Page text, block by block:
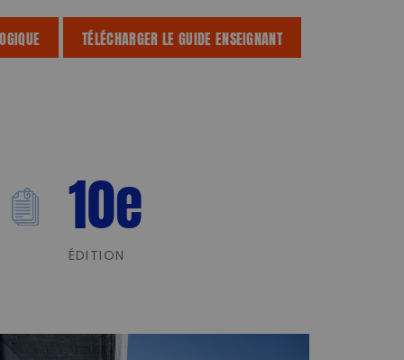
TÉLÉCHARGER LE GUIDE ENSEIGNANT
10e
ÉDITION